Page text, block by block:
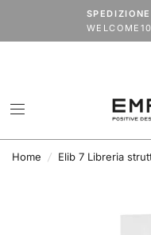
VACANZE2026extra
Home / Elib 7 Libreria